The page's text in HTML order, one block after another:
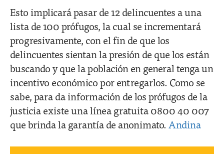
Esto implicará pasar de 12 delincuentes a una
lista de 100 prófugos, la cual se incrementará
progresivamente, con el fin de que los
delincuentes sientan la presión de que los están
buscando y que la población en general tenga un
incentivo económico por entregarlos. Como se
sabe, para da información de los prófugos de la
justicia existe una línea gratuita 0800 40 007
que brinda la garantía de anonimato. Andina